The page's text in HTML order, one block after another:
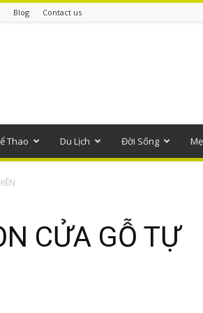
Blog Contact us
Thao Du Lịch Đời Sống
CỬA GỖ TỰ